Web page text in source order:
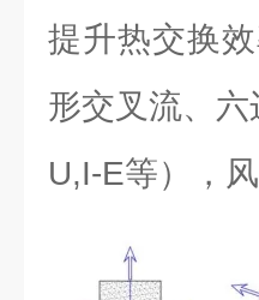
提升热交换
形交叉流、
U,I-E等），